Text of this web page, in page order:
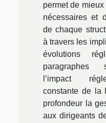
permet de
nécessaires et
de chaque
à travers les
évolutions
paragraphes
l’impact
constante de la
profondeur la
aux dirigeants